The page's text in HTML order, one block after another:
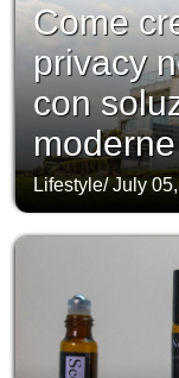
Come
privacy
con
moderne
Lifestyle/July